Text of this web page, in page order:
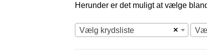
Herunder er det muligt at vælge
×
Vælg krydsliste